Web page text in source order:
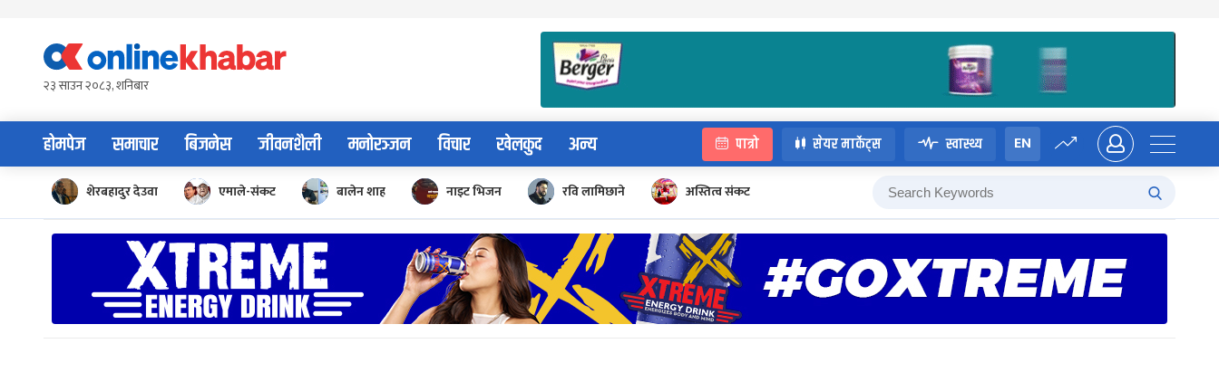
content२३ साउन २०८३, शनिबार
होमपेज समाचार बिजनेस जीवनशैली मनोरञ्जन विचार खेलकुद अन्य पात्रो सेयर मार्केट्स स्वास्थ्य EN
शेरबहादुर देउवा एमाले-संकट बालेन शाह नाइट भिजन रवि लामिछाने अस्तित्व संकट